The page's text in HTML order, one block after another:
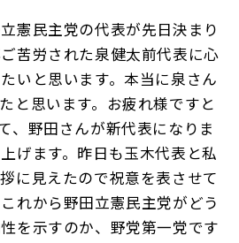
憲民主党の代表が先日決まり
苦労された泉健太前代表に心
いと思います。本当に泉さん
と思います。お疲れ様ですと
、野田さんが新代表になりま
げます。昨日も玉木代表と私
に見えたので祝意を表させて
れから野田立憲民主党がどう
を示すのか、野党第一党です